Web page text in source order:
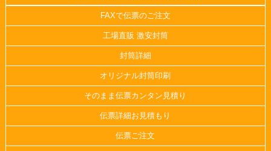
FAXで伝票のご注文
工場直販 激安封筒
封筒詳細
オリジナル封筒印刷
そのまま伝票カンタン見積り
伝票詳細お見積もり
伝票ご注文